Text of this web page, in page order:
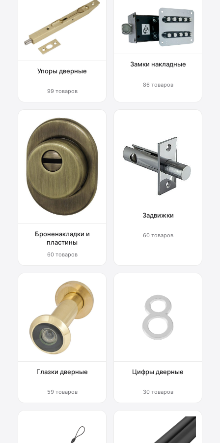
Упоры дверные
99 товаров
Замки накладные
86 товаров
Броненакладки и
пластины
60 товаров
Задвижки
60 товаров
Глазки дверные
59 товаров
Цифры дверные
30 товаров